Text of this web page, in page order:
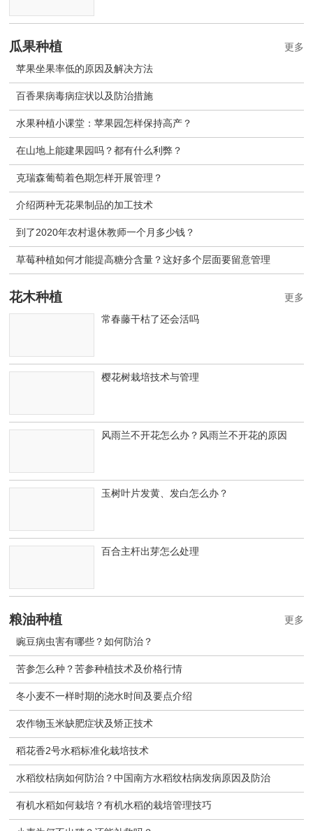
瓜果种植
苹果坐果率低的原因及解决方法
百香果病毒病症状以及防治措施
水果种植小课堂：苹果园怎样保持高产？
在山地上能建果园吗？都有什么利弊？
克瑞森葡萄着色期怎样开展管理？
介绍两种无花果制品的加工技术
到了2020年农村退休教师一个月多少钱？
草莓种植如何才能提高糖分含量？这好多个层面要留意管理
更多
花木种植
常春藤干枯了还会活吗
樱花树栽培技术与管理
风雨兰不开花怎么办？风雨兰不开花的原因
玉树叶片发黄、发白怎么办？
百合主杆出芽怎么处理
更多
粮油种植
豌豆病虫害有哪些？如何防治？
苦参怎么种？苦参种植技术及价格行情
冬小麦不一样时期的浇水时间及要点介绍
农作物玉米缺肥症状及矫正技术
稻花香2号水稻标准化栽培技术
水稻纹枯病如何防治？中国南方水稻纹枯病发病原因及防治
有机水稻如何栽培？有机水稻的栽培管理技巧
更多